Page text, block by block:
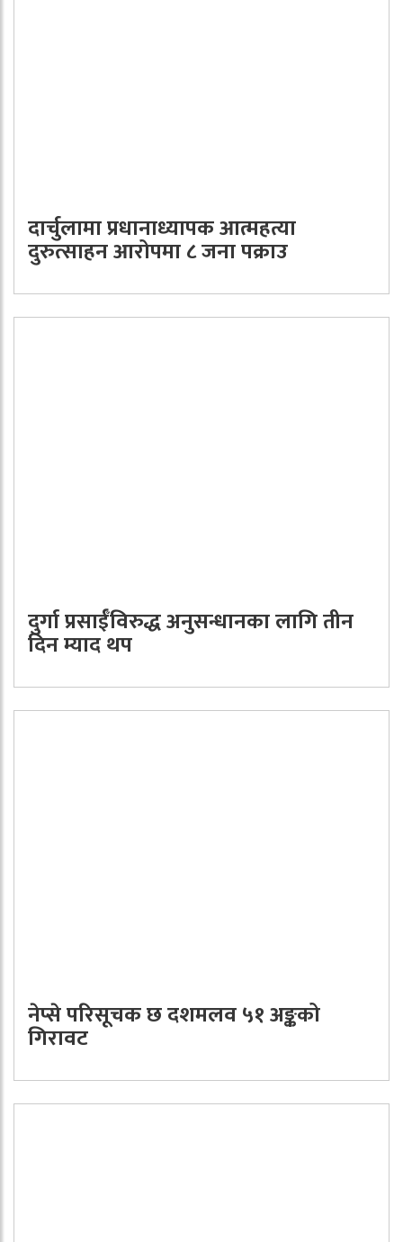
दार्चुलामा प्रधानाध्यापक आत्महत्या
दुरुत्साहन आरोपमा ८ जना पक्राउ
दुर्गा प्रसाईँविरुद्ध अनुसन्धानका लागि तीन
दिन म्याद थप
नेप्से परिसूचक छ दशमलव ५१ अङ्कको
गिरावट